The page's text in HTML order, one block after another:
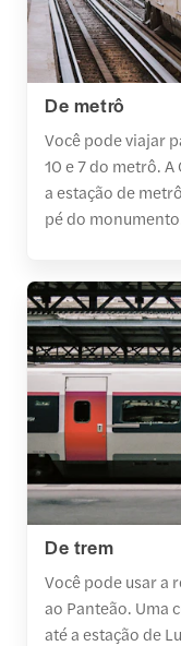
De metrô
Você pode viajar
10 e 7 do metrô.
a estação de
pé do
De trem
Você pode usar a
ao Panteão. Uma
até a estação de